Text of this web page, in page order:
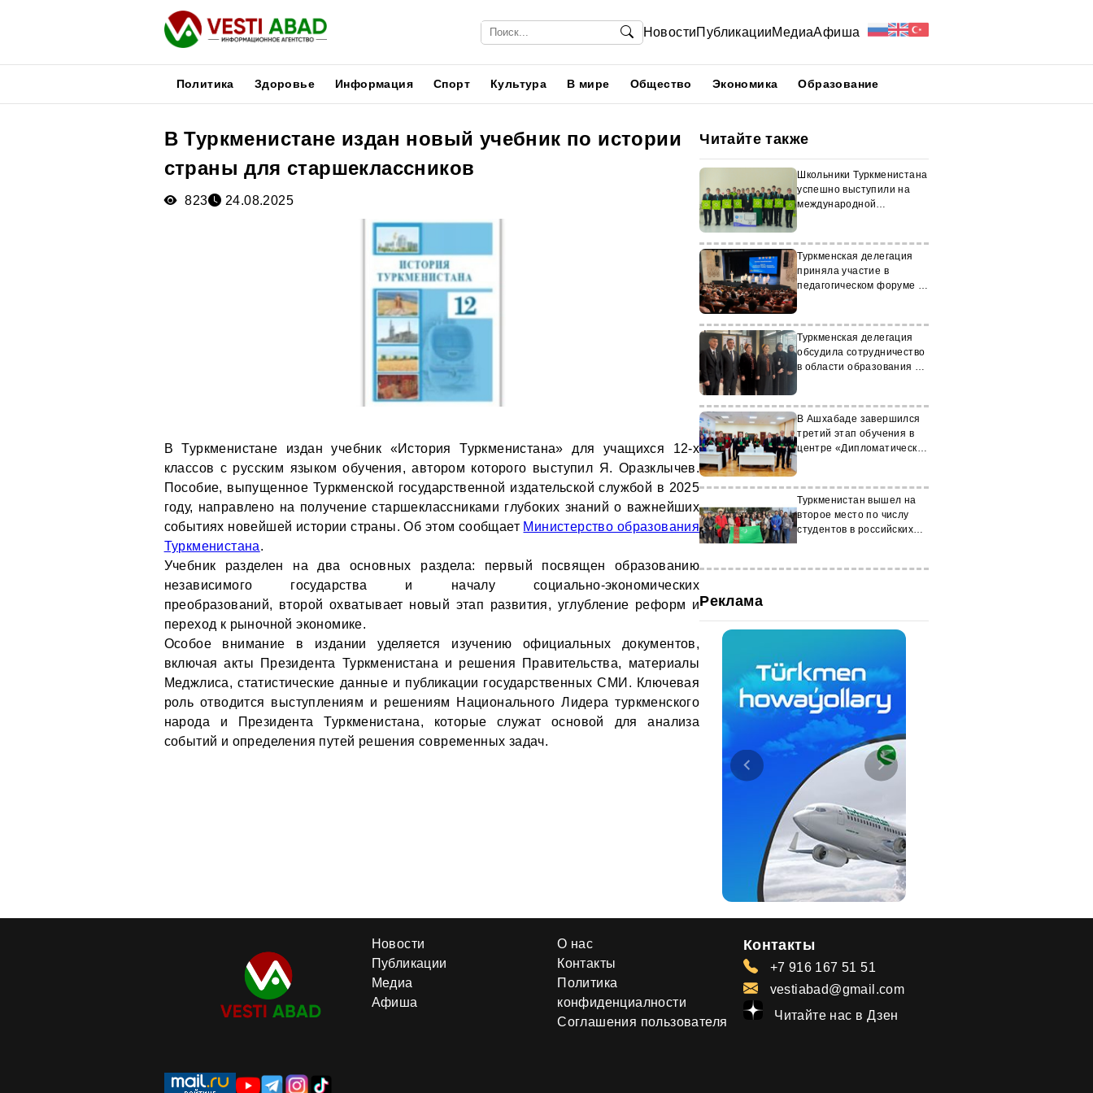
НовостиПубликацииМедиаАфиша
Политика Здоровье Информация Спорт Культура В мире Общество Экономика Образование
В Туркменистане издан новый учебник по истории
страны для старшеклассников
823 24.08.2025
В Туркменистане издан учебник «История Туркменистана» для учащихся 12-х
классов с русским языком обучения, автором которого выступил Я. Оразклычев.
Пособие, выпущенное Туркменской государственной издательской службой в 2025
году, направлено на получение старшеклассниками глубоких знаний о важнейших
событиях новейшей истории страны. Об этом сообщает Министерство образования
Туркменистана.
Учебник разделен на два основных раздела: первый посвящен образованию
независимого государства и началу социально-экономических
преобразований, второй охватывает новый этап развития, углубление реформ и
переход к рыночной экономике.
Особое внимание в издании уделяется изучению официальных документов,
включая акты Президента Туркменистана и решения Правительства, материалы
Меджлиса, статистические данные и публикации государственных СМИ. Ключевая
роль отводится выступлениям и решениям Национального Лидера туркменского
народа и Президента Туркменистана, которые служат основой для анализа
событий и определения путей решения современных задач.
Читайте также
Школьники Туркменистана
успешно выступили на
международной
Туркменская делегация
приняла участие в
педагогическом форуме в
Туркменская делегация
обсудила сотрудничество
в области образования с
В Ашхабаде завершился
третий этап обучения в
центре «Дипломатический
Туркменистан вышел на
второе место по числу
студентов в российских
Реклама
Новости
Публикации
Медиа
Афиша
О нас
Контакты
Политика
конфиденциалности
Соглашения пользователя
Контакты
+7 916 167 51 51
vestiabad@gmail.com
Читайте нас в Дзен